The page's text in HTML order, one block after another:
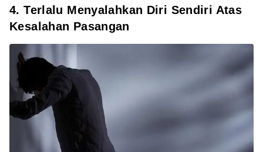
4. Terlalu Menyalahkan Diri Sendiri Atas
Kesalahan Pasangan